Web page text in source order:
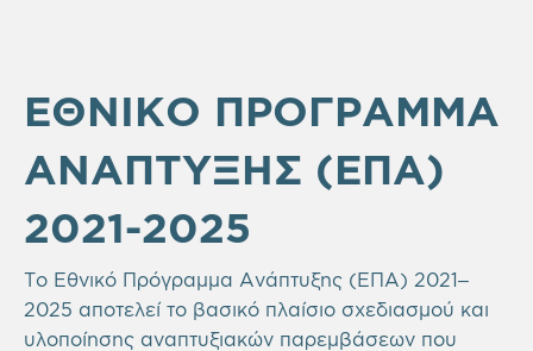
ΕΘΝΙΚΟ ΠΡΟΓΡΑΜΜΑ
ΑΝΑΠΤΥΞΗΣ (ΕΠΑ)
2021-2025
Το Εθνικό Πρόγραμμα Ανάπτυξης (ΕΠΑ) 2021–
2025 αποτελεί το βασικό πλαίσιο σχεδιασμού και
υλοποίησης αναπτυξιακών παρεμβάσεων που